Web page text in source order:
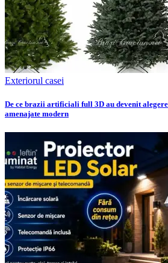
Exteriorul casei
De ce brazii artificiali full 3D au devenit
amenajate modern